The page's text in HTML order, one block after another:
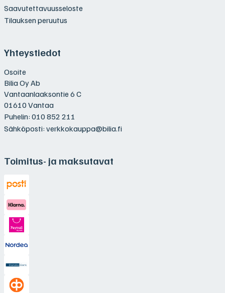
Saavutettavuusseloste
Tilauksen peruutus
Yhteystiedot
Osoite
Bilia Oy Ab
Vantaanlaaksontie 6 C
01610 Vantaa
Puhelin: 010 852 211
Sähköposti: verkkokauppa@bilia.fi
Toimitus- ja maksutavat